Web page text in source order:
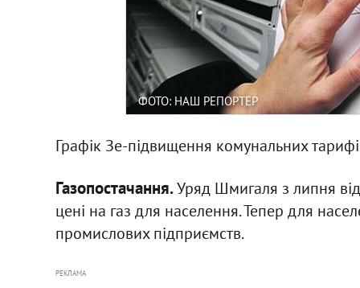
ФОТО: НАШ РЕПОРТЕР
Графік Зе-підвищення комунальних
Газопостачання.Уряд Шмигаля з липня
цені на газ для населення. Тепер для
промислових підприємств.
РЕКЛАМА